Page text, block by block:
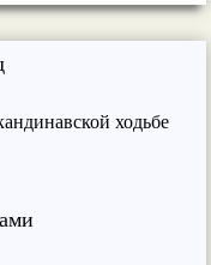
ходьбе